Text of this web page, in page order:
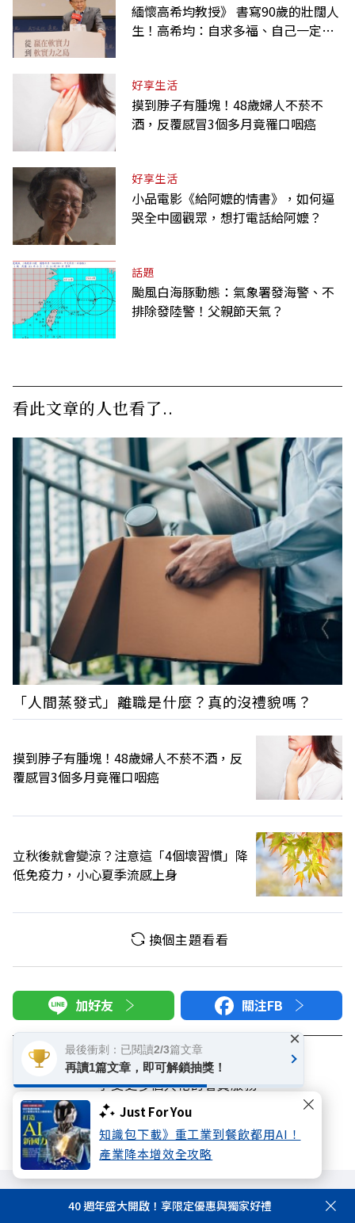
Just For You
知識包下載》重工業到餐飲都用AI！
產業降本增效全攻略
緬懷高希均教授》 書寫90歲的壯闊人
生！高希均：自求多福、自己一定要
好享生活
摸到脖子有腫塊！48歲婦人不菸不
酒，反覆感冒3個多月竟罹口咽癌
好享生活
小品電影《給阿嬤的情書》，如何逼
哭全中國觀眾，想打電話給阿嬤？
話題
颱風白海豚動態：氣象署發海警、不
排除發陸警！父親節天氣？
看此文章的人也看了..
「人間蒸發式」離職是什麼？真的沒禮貌嗎？
摸到脖子有腫塊！48歲婦人不菸不酒，反
覆感冒3個多月竟罹口咽癌
立秋後就會變涼？注意這「4個壞習慣」降
低免疫力，小心夏季流感上身
換個主題看看
加好友 關注FB
登入網站會員
享受更多個人化的會員服務
會員登入 快速註冊
40 週年盛大開啟！享限定優惠與獨家好禮
最後衝刺：已閱讀2/3篇文章
再讀1篇文章，即可解鎖抽獎！
×